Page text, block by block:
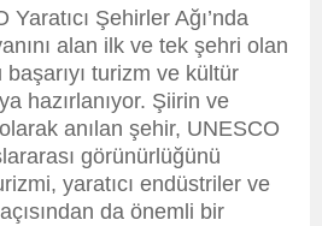
Şehirler Ağı’nda
alan ilk ve tek şehri olan
turizm ve kültür
hazırlanıyor. Şiirin ve
anılan şehir, UNESCO
görünürlüğünü
yaratıcı endüstriler ve
da önemli bir